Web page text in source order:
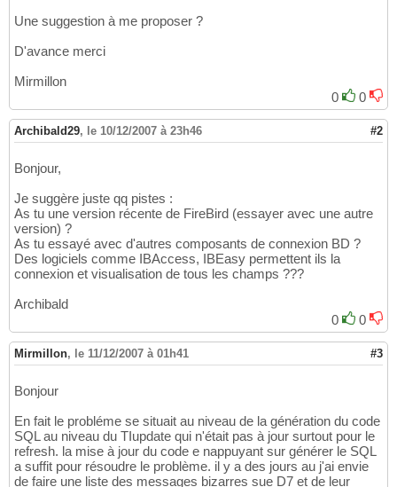
Une suggestion à me proposer ?
D'avance merci
Mirmillon
0
0
Archibald29, le 10/12/2007 à 23h46 #2
Bonjour,
Je suggère juste qq pistes :
As tu une version récente de FireBird (essayer avec une autre
version) ?
As tu essayé avec d'autres composants de connexion BD ?
Des logiciels comme IBAccess, IBEasy permettent ils la
connexion et visualisation de tous les champs ???
Archibald
0
0
Mirmillon, le 11/12/2007 à 01h41 #3
Bonjour
En fait le probléme se situait au niveau de la génération du code
SQL au niveau du TIupdate qui n'était pas à jour surtout pour le
refresh. la mise à jour du code e nappuyant sur générer le SQL
a suffit pour résoudre le problème. il y a des jours au j'ai envie
de faire une liste des messages bizarres sue D7 et de leur